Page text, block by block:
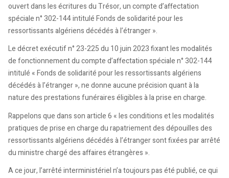
ouvert dans les écritures du Trésor, un compte d’affectation
spéciale n° 302-144 intitulé Fonds de solidarité pour les
ressortissants algériens décédés à l’étranger ».
Le décret exécutif n° 23-225 du 10 juin 2023 fixant les modalités
de fonctionnement du compte d’affectation spéciale n° 302-144
intitulé « Fonds de solidarité pour les ressortissants algériens
décédés à l’étranger », ne donne aucune précision quant à la
nature des prestations funéraires éligibles à la prise en charge.
Rappelons que dans son article 6 « les conditions et les modalités
pratiques de prise en charge du rapatriement des dépouilles des
ressortissants algériens décédés à l’étranger sont fixées par arrêté
du ministre chargé des affaires étrangères ».
A ce jour, l’arrêté interministériel n’a toujours pas été publié, ce qui